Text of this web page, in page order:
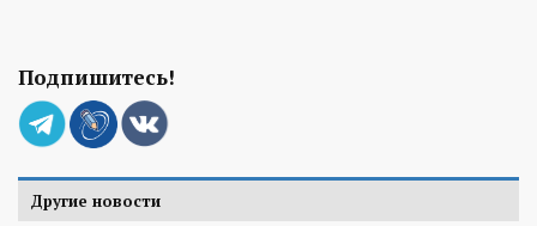
Подпишитесь!
Другие новости